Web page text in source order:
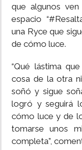
que algunos
espacio
una Ryce que
de cómo luce.
“Qué lástima
cosa de la otra
soñó y sigue
logró y seguirá
cómo luce y de
tomarse unos
completa”,